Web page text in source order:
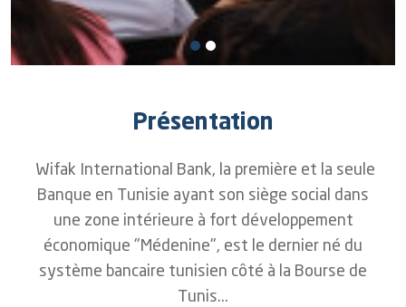
Présentation
Wifak International Bank, la première et la seule
Banque en Tunisie ayant son siège social dans
une zone intérieure à fort développement
économique "Médenine", est le dernier né du
système bancaire tunisien côté à la Bourse de
Tunis...